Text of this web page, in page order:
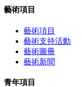
藝術項目
藝術項目
藝術支持活動
藝術圖冊
藝術新聞
青年項目